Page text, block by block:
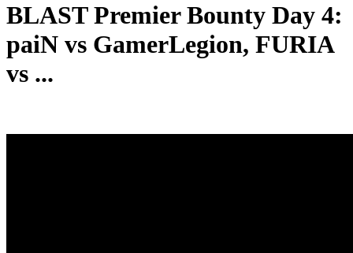
BLAST Premier Bounty Day 4:
paiN vs GamerLegion, FURIA
vs ...